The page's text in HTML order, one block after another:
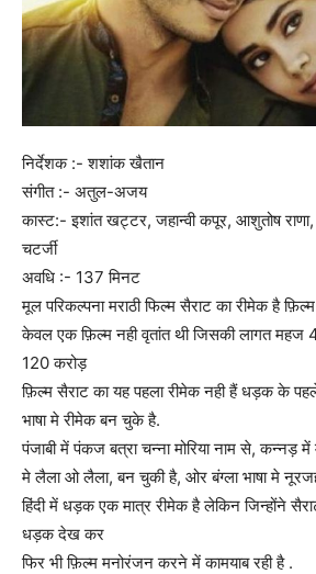
निर्देशक :- शशांक खैतान
संगीत :- अतुल-अजय
कास्ट:- इशांत खट्टर, जहान्वी कपूर, आशुतोष
चटर्जी
अवधि :- 137 मिनट
मूल परिकल्पना मराठी फिल्म सैराट का रीमेक है
केवल एक फ़िल्म नही वृतांत थी जिसकी लागत
120 करोड़
फ़िल्म सैराट का यह पहला रीमेक नही हैं धड़क के
भाषा मे रीमेक बन चुके है.
पंजाबी में पंकज बत्रा चन्ना मोरिया नाम से, कन्नड़ में
मे लैला ओ लैला, बन चुकी है, ओर बंग्ला भाषा मे
हिंदी में धड़क एक मात्र रीमेक है लेकिन जिन्होंने
धड़क देख कर
फिर भी फ़िल्म मनोरंजन करने में कामयाब रही है .